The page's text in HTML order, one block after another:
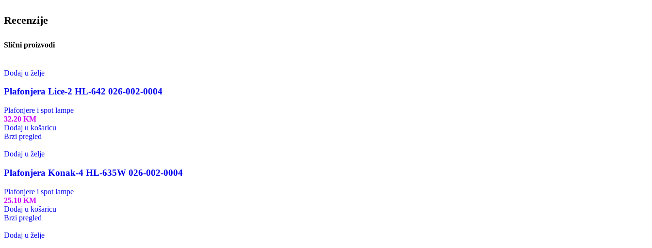
Recenzije
Slični proizvodi
Dodaj u želje
Plafonjera Lice-2 HL-642 026-002-0004
Plafonjere i spot lampe
32.20 KM
Dodaj u košaricu
Brzi pregled
Dodaj u želje
Plafonjera Konak-4 HL-635W 026-002-0004
Plafonjere i spot lampe
25.10 KM
Dodaj u košaricu
Brzi pregled
Dodaj u želje